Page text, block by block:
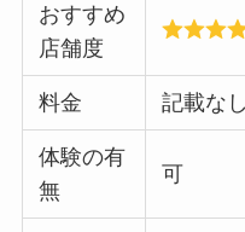
おすすめ
店舗度
料金 記載なし
体験の有
無
可